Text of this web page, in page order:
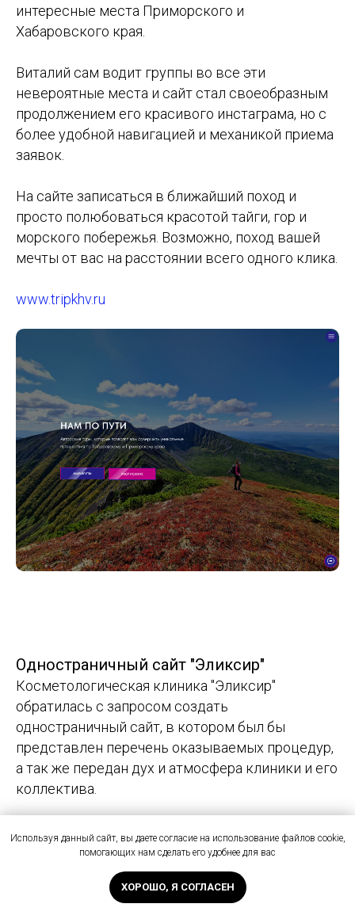
интересные места Приморского и
Хабаровского края.
Виталий сам водит группы во все эти
невероятные места и сайт стал своеобразным
продолжением его красивого инстаграма, но с
более удобной навигацией и механикой приема
заявок.
На сайте записаться в ближайший поход и
просто полюбоваться красотой тайги, гор и
морского побережья. Возможно, поход вашей
мечты от вас на расстоянии всего одного клика.
www.tripkhv.ru
Одностраничный сайт "Эликсир"
Косметологическая клиника "Эликсир"
обратилась с запросом создать
одностраничный сайт, в котором был бы
представлен перечень оказываемых процедур,
а так же передан дух и атмосфера клиники и его
коллектива.
количеством анимации, которая создает
эффект движения пузырьков в жидкости.
Словно это сосуд с эликсиром вечной
Используя данный сайт, вы даете согласие на использование файлов cookie,
помогающих нам сделать его удобнее для вас
ХОРОШО, Я СОГЛАСЕН